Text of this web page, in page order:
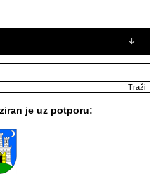
je uz potporu: